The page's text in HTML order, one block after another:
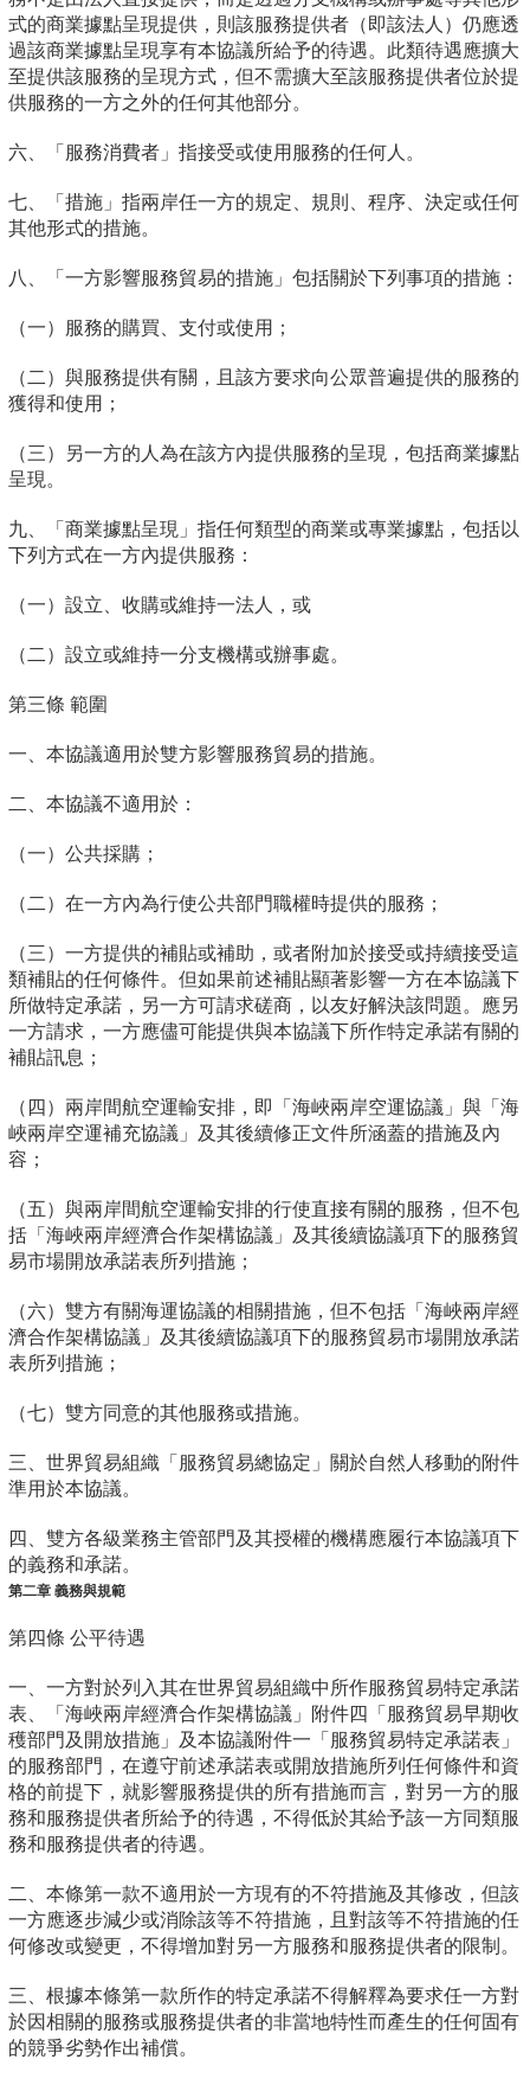
式的商業據點呈現提供，則該服務提供者（即該法人）仍應透
過該商業據點呈現享有本協議所給予的待遇。此類待遇應擴大
至提供該服務的呈現方式，但不需擴大至該服務提供者位於提
供服務的一方之外的任何其他部分。
六、「服務消費者」指接受或使用服務的任何人。
七、「措施」指兩岸任一方的規定、規則、程序、決定或任何
其他形式的措施。
八、「一方影響服務貿易的措施」包括關於下列事項的措施：
（一）服務的購買、支付或使用；
（二）與服務提供有關，且該方要求向公眾普遍提供的服務的
獲得和使用；
（三）另一方的人為在該方內提供服務的呈現，包括商業據點
呈現。
九、「商業據點呈現」指任何類型的商業或專業據點，包括以
下列方式在一方內提供服務：
（一）設立、收購或維持一法人，或
（二）設立或維持一分支機構或辦事處。
第三條 範圍
一、本協議適用於雙方影響服務貿易的措施。
二、本協議不適用於：
（一）公共採購；
（二）在一方內為行使公共部門職權時提供的服務；
（三）一方提供的補貼或補助，或者附加於接受或持續接受這
類補貼的任何條件。但如果前述補貼顯著影響一方在本協議下
所做特定承諾，另一方可請求磋商，以友好解決該問題。應另
一方請求，一方應儘可能提供與本協議下所作特定承諾有關的
補貼訊息；
（四）兩岸間航空運輸安排，即「海峽兩岸空運協議」與「海
峽兩岸空運補充協議」及其後續修正文件所涵蓋的措施及內
容；
（五）與兩岸間航空運輸安排的行使直接有關的服務，但不包
括「海峽兩岸經濟合作架構協議」及其後續協議項下的服務貿
易市場開放承諾表所列措施；
（六）雙方有關海運協議的相關措施，但不包括「海峽兩岸經
濟合作架構協議」及其後續協議項下的服務貿易市場開放承諾
表所列措施；
（七）雙方同意的其他服務或措施。
三、世界貿易組織「服務貿易總協定」關於自然人移動的附件
準用於本協議。
四、雙方各級業務主管部門及其授權的機構應履行本協議項下
的義務和承諾。
第二章 義務與規範
第四條 公平待遇
一、一方對於列入其在世界貿易組織中所作服務貿易特定承諾
表、「海峽兩岸經濟合作架構協議」附件四「服務貿易早期收
穫部門及開放措施」及本協議附件一「服務貿易特定承諾表」
的服務部門，在遵守前述承諾表或開放措施所列任何條件和資
格的前提下，就影響服務提供的所有措施而言，對另一方的服
務和服務提供者所給予的待遇，不得低於其給予該一方同類服
務和服務提供者的待遇。
二、本條第一款不適用於一方現有的不符措施及其修改，但該
一方應逐步減少或消除該等不符措施，且對該等不符措施的任
何修改或變更，不得增加對另一方服務和服務提供者的限制。
三、根據本條第一款所作的特定承諾不得解釋為要求任一方對
於因相關的服務或服務提供者的非當地特性而產生的任何固有
的競爭劣勢作出補償。